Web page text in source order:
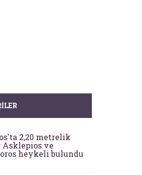
2,20 metrelik
Asklepios ve
heykeli bulundu